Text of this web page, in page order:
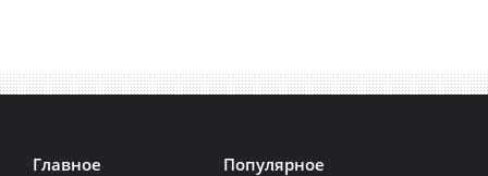
Главное Популярное